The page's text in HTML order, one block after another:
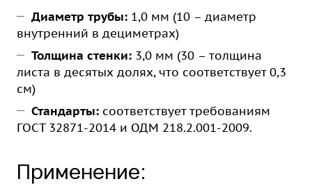
Диаметр трубы: 1,0 мм (10 – диаметр
внутренний в дециметрах)
Толщина стенки: 3,0 мм (30 – толщина
листа в десятых долях, что соответствует 0,3
см)
Стандарты: соответствует требованиям
ГОСТ 32871-2014 и ОДМ 218.2.001-2009.
Применение: